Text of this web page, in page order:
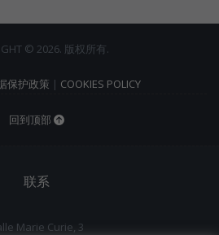
© 2026. 版权所有.
保护政策 | COOKIES POLICY
回到顶部
联系
Marie Curie, 3